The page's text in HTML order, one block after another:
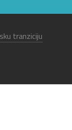
tranziciju